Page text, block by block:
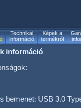
Technikai
információ
Képek a
termékről
információ
bemenet: USB 3.0